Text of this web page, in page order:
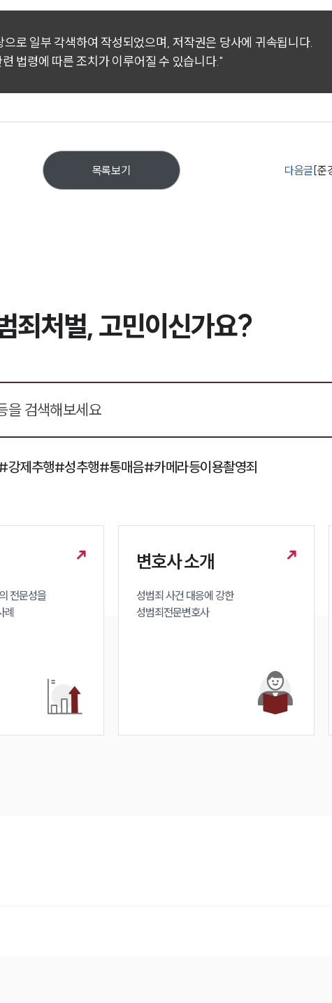
로 일부 각색하여 작성되었으며, 저작권은 당사에 귀속됩니다.
법령에 따른 조치가 이루어질 수 있습니다."
목록보기 다음글
죄처벌, 고민이신가요?
강제추행#성추행#통매음#카메라등이용촬영죄
전문성을
례
변호사 소개
성범죄 사건 대응에 강한
성범죄전문변호사